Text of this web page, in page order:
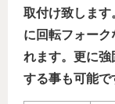
取付け致しま
に回転フォー
れます。更に強
する事も可能で